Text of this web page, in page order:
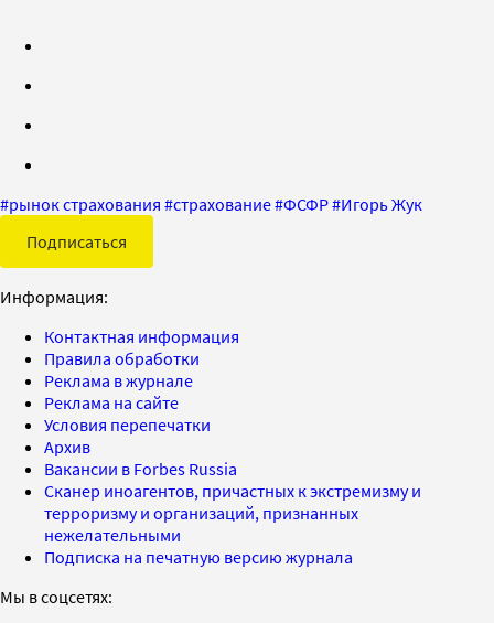
#рынок страхования #страхование#ФСФР#Игорь Жук
Подписаться
Информация:
Контактная информация
Правила обработки
Реклама в журнале
Реклама на сайте
Условия перепечатки
Архив
Вакансии в Forbes Russia
Сканер иноагентов, причастных к экстремизму и
терроризму и организаций, признанных
нежелательными
Подписка на печатную версию журнала
Мы в соцсетях: